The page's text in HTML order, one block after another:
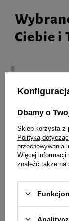
Ciebie i
ras Dolina Noteci
saszetka 100 g
4,11 zł 41,10
-
Dbamy o
Sklep korzysta z
Polityką
przechowywania
Więcej informacji
znaleźć także na